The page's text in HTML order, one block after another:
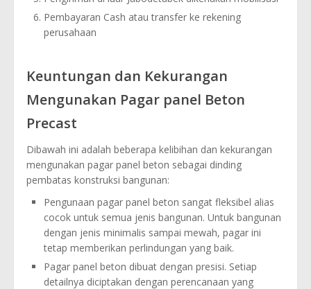
Pembayaran Cash atau transfer ke rekening
perusahaan
Keuntungan dan Kekurangan
Mengunakan Pagar panel Beton
Precast
Dibawah ini adalah beberapa kelibihan dan kekurangan
mengunakan pagar panel beton sebagai dinding
pembatas konstruksi bangunan:
Pengunaan pagar panel beton sangat fleksibel alias
cocok untuk semua jenis bangunan. Untuk bangunan
dengan jenis minimalis sampai mewah, pagar ini
tetap memberikan perlindungan yang baik.
Pagar panel beton dibuat dengan presisi. Setiap
detailnya diciptakan dengan perencanaan yang